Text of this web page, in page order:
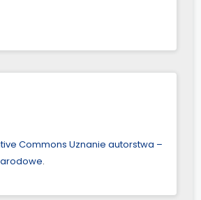
Commons Uznanie autorstwa –
.